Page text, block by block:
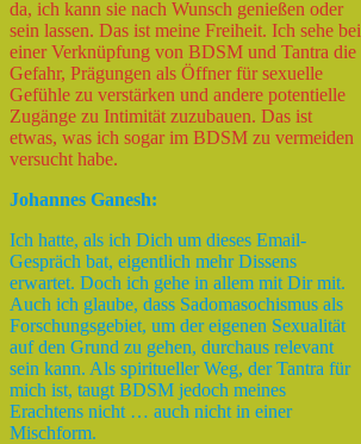
da, ich kann sie nach Wunsch genießen oder
sein lassen. Das ist meine Freiheit. Ich sehe bei
einer Verknüpfung von BDSM und Tantra die
Gefahr, Prägungen als Öffner für sexuelle
Gefühle zu verstärken und andere potentielle
Zugänge zu Intimität zuzubauen. Das ist
etwas, was ich sogar im BDSM zu vermeiden
versucht habe.
Johannes Ganesh:
Ich hatte, als ich Dich um dieses Email-
Gespräch bat, eigentlich mehr Dissens
erwartet. Doch ich gehe in allem mit Dir mit.
Auch ich glaube, dass Sadomasochismus als
Forschungsgebiet, um der eigenen Sexualität
auf den Grund zu gehen, durchaus relevant
sein kann. Als spiritueller Weg, der Tantra für
mich ist, taugt BDSM jedoch meines
Erachtens nicht … auch nicht in einer
Mischform.